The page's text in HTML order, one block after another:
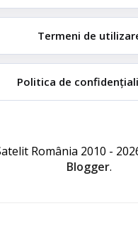
Termeni de
Politica de
România 2010 -
Blogger.